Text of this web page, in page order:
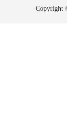
Copyright